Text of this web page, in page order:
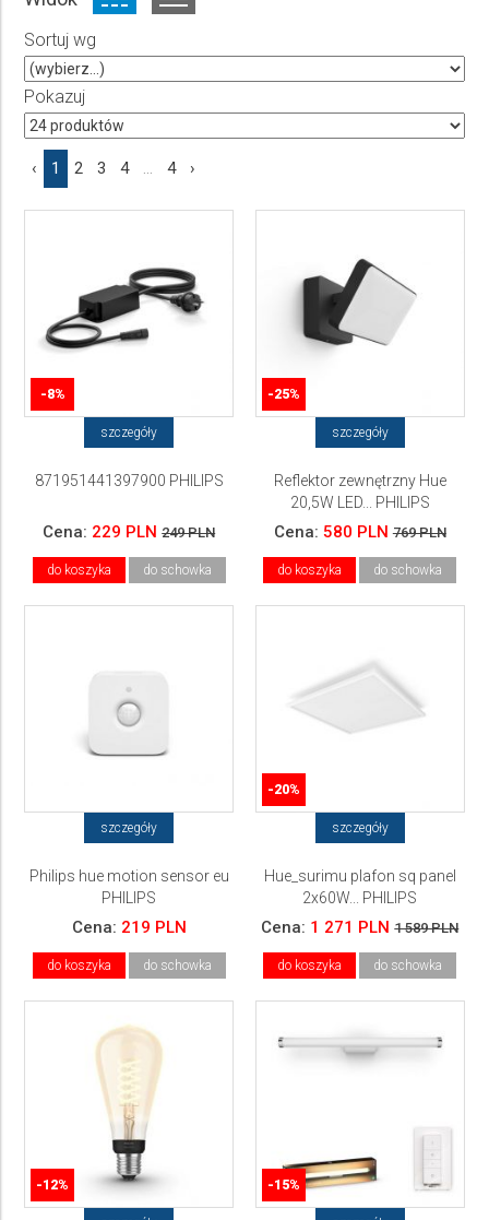
Producent
Wybierz producenta
Cena
Sortuj wg
Pokazuj
‹ 1 2 3 4 ... 4 ›
-8%
szczegóły
871951441397900 PHILIPS
Cena: 229 PLN 249 PLN
do koszyka do schowka
-25%
szczegóły
Reflektor zewnętrzny Hue
20,5W LED... PHILIPS
Cena: 580 PLN 769 PLN
do koszyka do schowka
szczegóły
Philips hue motion sensor eu
PHILIPS
Cena: 219 PLN
do koszyka do schowka
-20%
szczegóły
Hue_surimu plafon sq panel
2x60W... PHILIPS
Cena: 1 271 PLN 1 589 PLN
do koszyka do schowka
-12% -15%